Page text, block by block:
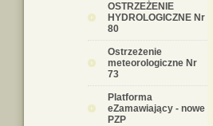
OSTRZEŻENIE
HYDROLOGICZNE Nr
80
Ostrzeżenie
meteorologiczne Nr
73
Platforma
eZamawiający - nowe
PZP